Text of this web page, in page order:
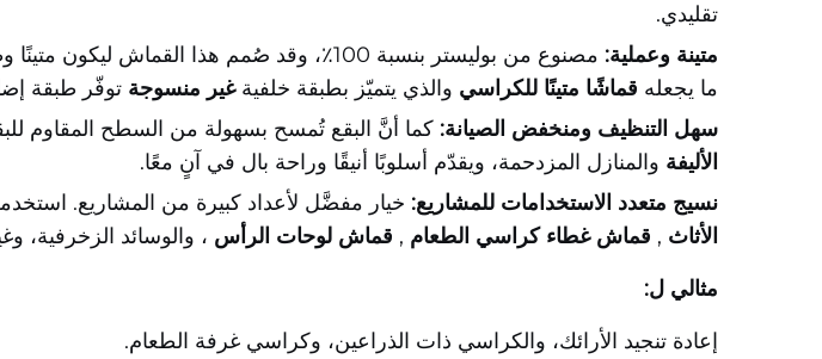
تقليدي.
متينة وعملية:
مصنوع من بوليستر بنسبة 100٪، وقد صُمم هذا
ما يجعله قماشًا متينًا للكراسي والذي يتميّز بطبقة خلفيةغير منسوجة توفّر طبقة
سهل التنظيف ومنخفض الصيانة: كما أنَّ البقع تُمسح بسهولة من السطح المقاوم
الأليفة والمنازل المزدحمة، ويقدّم أسلوبًا أنيقًا وراحة بال في آنٍ معًا.
نسيج متعدد الاستخدامات للمشاريع: خيار مفضَّل لأعداد كبيرة من المشاريع.
الأثاث , قماش غطاء كراسي الطعام , قماش لوحات الرأس ، والوسائد الزخرفية،
مثالي ل:
إعادة تنجيد الأرائك، والكراسي ذات الذراعين، وكراسي غرفة الطعام.